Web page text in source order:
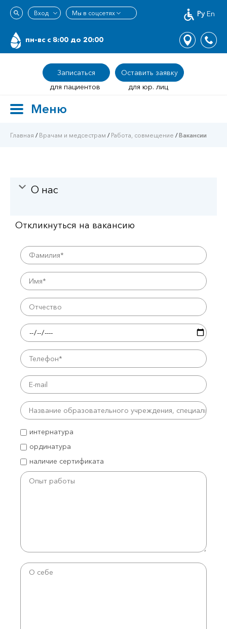
Ру En
пн-вс c 8:00 до 20:00
Записаться
Оставить заявку
для пациентов
для юр. лиц
ToggleМеню
Главная / Врачам и медсестрам / Работа, совмещение /Вакансии
О нас
Откликнуться на вакансию
интернатура
ординатура
наличие сертификата